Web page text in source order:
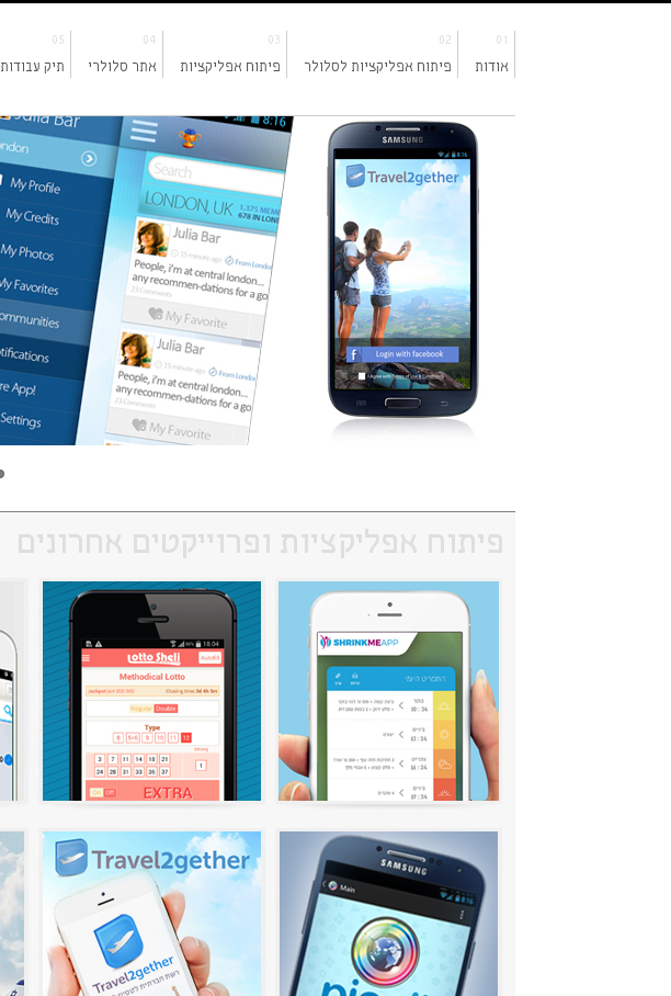
01
אודות
02
פיתוח אפליקציות לסלולר
03
פיתוח אפליקציות
04
אתר סלולרי
05
תיק עבודות
פיתוח אפליקציות ופרוייקטים אחרונים